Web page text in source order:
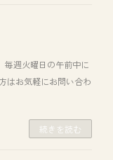
毎週火曜日の午前中に
はお気軽にお問い合わ
続きを読む